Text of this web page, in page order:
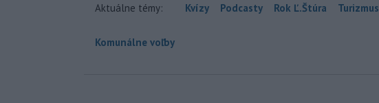
Aktuálne témy: Kvízy Podcasty Rok Ľ.Štúra Turizmus
Komunálne voľby